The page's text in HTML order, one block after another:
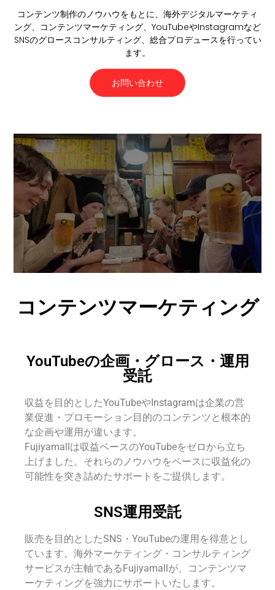
コンテンツ制作のノウハウをもとに、海外デジタルマーケティ
ング、コンテンツマーケティング、YouTubeやInstagramなど
SNSのグロースコンサルティング、総合プロデュースを行ってい
ます。
お問い合わせ
コンテンツマーケティング
YouTubeの企画・ グロース・ 運用
受託
収益を目的としたYouTubeやInstagramは企業の営
業促進・プロモーション目的のコンテンツと根本的
な企画や運用が違います。
Fujiyamallは収益ベースのYouTubeをゼロから立ち
上げました。それらのノウハウをベースに収益化の
可能性を突き詰めたサポートをご提供します。
SNS運用受託
販売を目的としたSNS・YouTubeの運用を得意とし
ています。海外マーケティング・コンサルティング
サービスが主軸であるFujiyamallが、コンテンツマ
ーケティングを強力にサポートいたします。